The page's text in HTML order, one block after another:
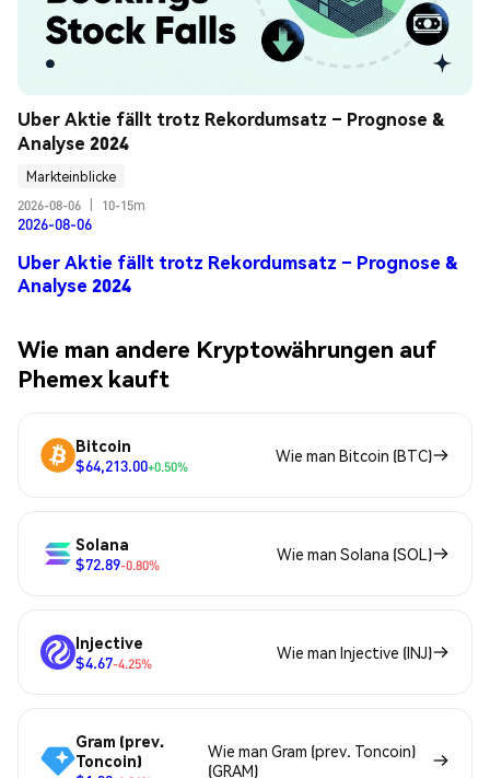
Uber Aktie fällt trotz Rekordumsatz – Prognose &
Analyse 2024
Markteinblicke
2026-08-06
10-15m
2026-08-06
Uber Aktie fällt trotz Rekordumsatz – Prognose &
Analyse 2024
Wie man andere Kryptowährungen auf
Phemex kauft
Bitcoin
$64,213.00+0.50%
Wie man Bitcoin (BTC)
Solana
$72.89-0.80%
Wie man Solana (SOL)
Injective
$4.67-4.25%
Wie man Injective (INJ)
Gram (prev.
Toncoin)
Wie man Gram (prev. Toncoin)
(GRAM)